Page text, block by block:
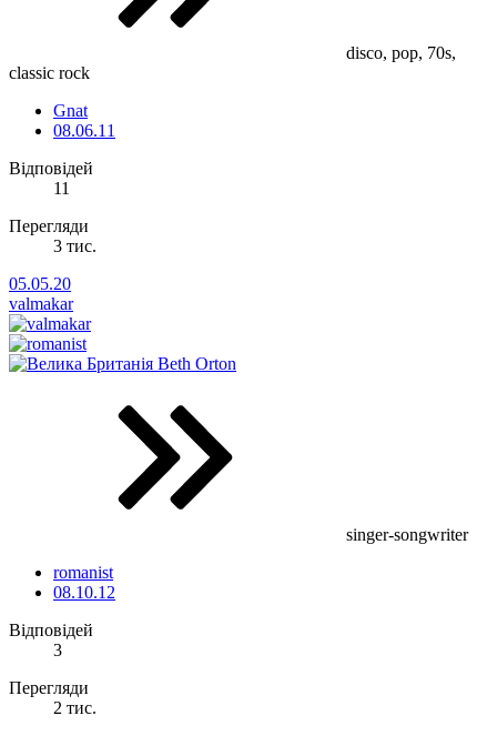
disco, pop, 70s,
classic rock
Gnat
08.06.11
Відповідей
11
Перегляди
3 тис.
05.05.20
valmakar
Beth Orton
singer-songwriter
romanist
08.10.12
Відповідей
3
Перегляди
2 тис.